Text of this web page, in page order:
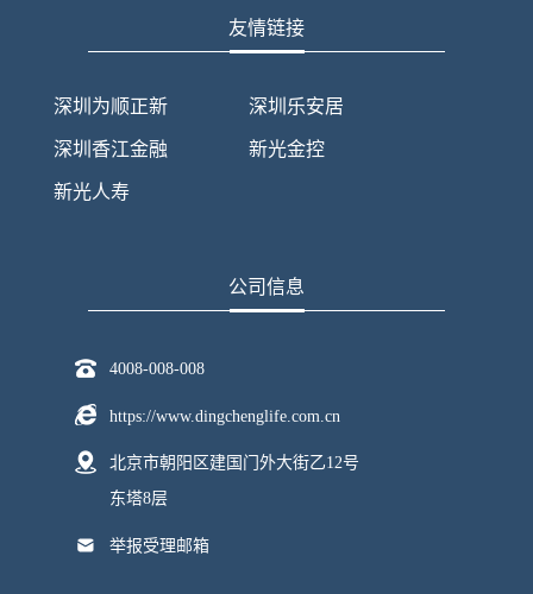
友情链接
深圳为顺正新
深圳香江金融
新光人寿
深圳乐安居
新光金控
公司信息
4008-008-008
https://www.dingchenglife.com.cn
北京市朝阳区建国门外大街乙12号
东塔8层
举报受理邮箱